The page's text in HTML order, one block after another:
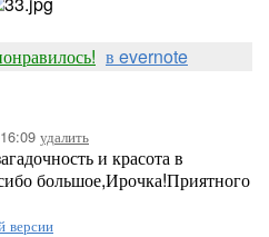
в evernote
удалить
и красота в
большое,Ирочка!Приятного
версии